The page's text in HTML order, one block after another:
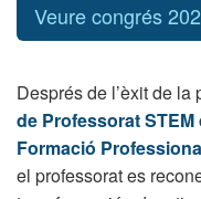
Veure congrés
Després de l’èxit de
de Professorat
Formació
el professorat es